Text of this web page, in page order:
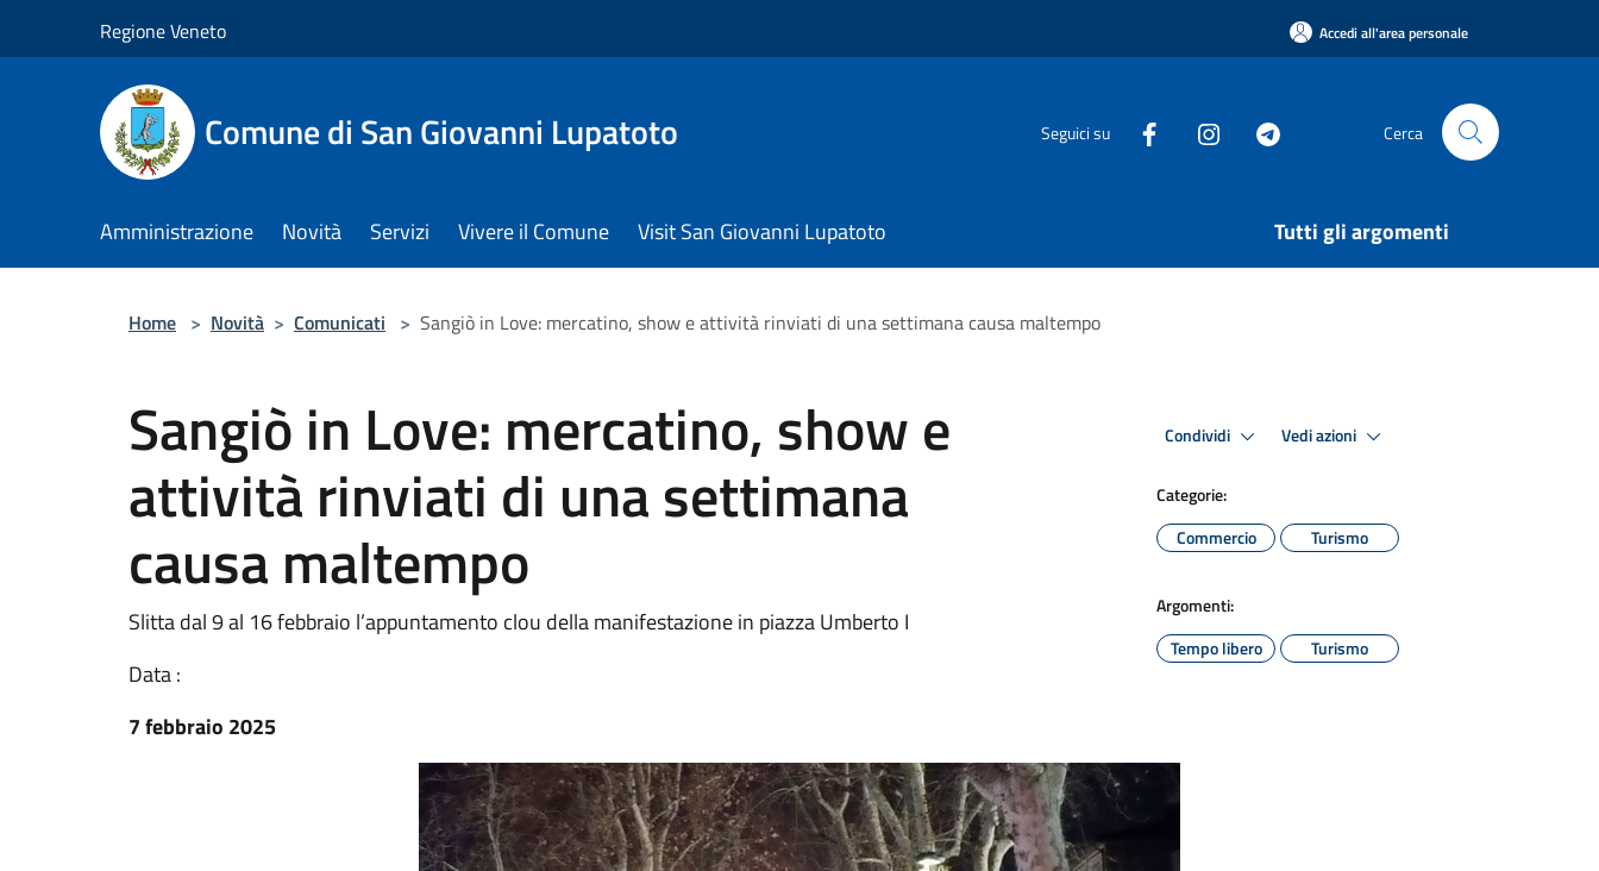
Regione Veneto Accedi all'area personale
Comune di San Giovanni Lupatoto Seguici su Cerca
Amministrazione Novità Servizi Vivere il Comune Visit San Giovanni Lupatoto Tutti gli argomenti
Home > Novità > Comunicati > Sangiò in Love: mercatino, show e attività rinviati di una settimana causa maltempo
Sangiò in Love: mercatino, show e
attività rinviati di una settimana
causa maltempo
Slitta dal 9 al 16 febbraio l’appuntamento clou della manifestazione in piazza Umberto I
Data :
7 febbraio 2025
Condividi Vedi azioni
Categorie:
Commercio
Turismo
Argomenti:
Tempo libero
Turismo